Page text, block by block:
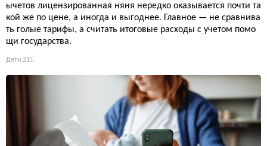
ычетов лицензированная няня нередко оказывается почти та
кой же по цене, а иногда и выгоднее. Главное — не сравнива
ть голые тарифы, а считать итоговые расходы с учетом помо
щи государства.
Дети 211